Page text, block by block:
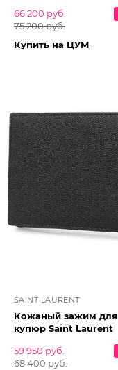
66 200 руб.
75 200 руб.
Купить на ЦУМ
SAINT LAURENT
Кожаный зажим для
купюр Saint Laurent
59 950 руб.
68 400 руб.